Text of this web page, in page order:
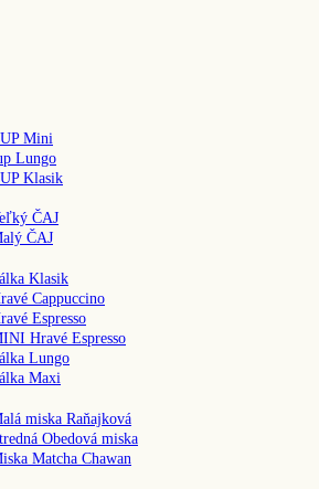
Mini
Lungo
Klasik
ČAJ
ČAJ
Klasik
Cappuccino
Espresso
Hravé Espresso
Lungo
Maxi
miska Raňajková
Obedová miska
Matcha Chawan